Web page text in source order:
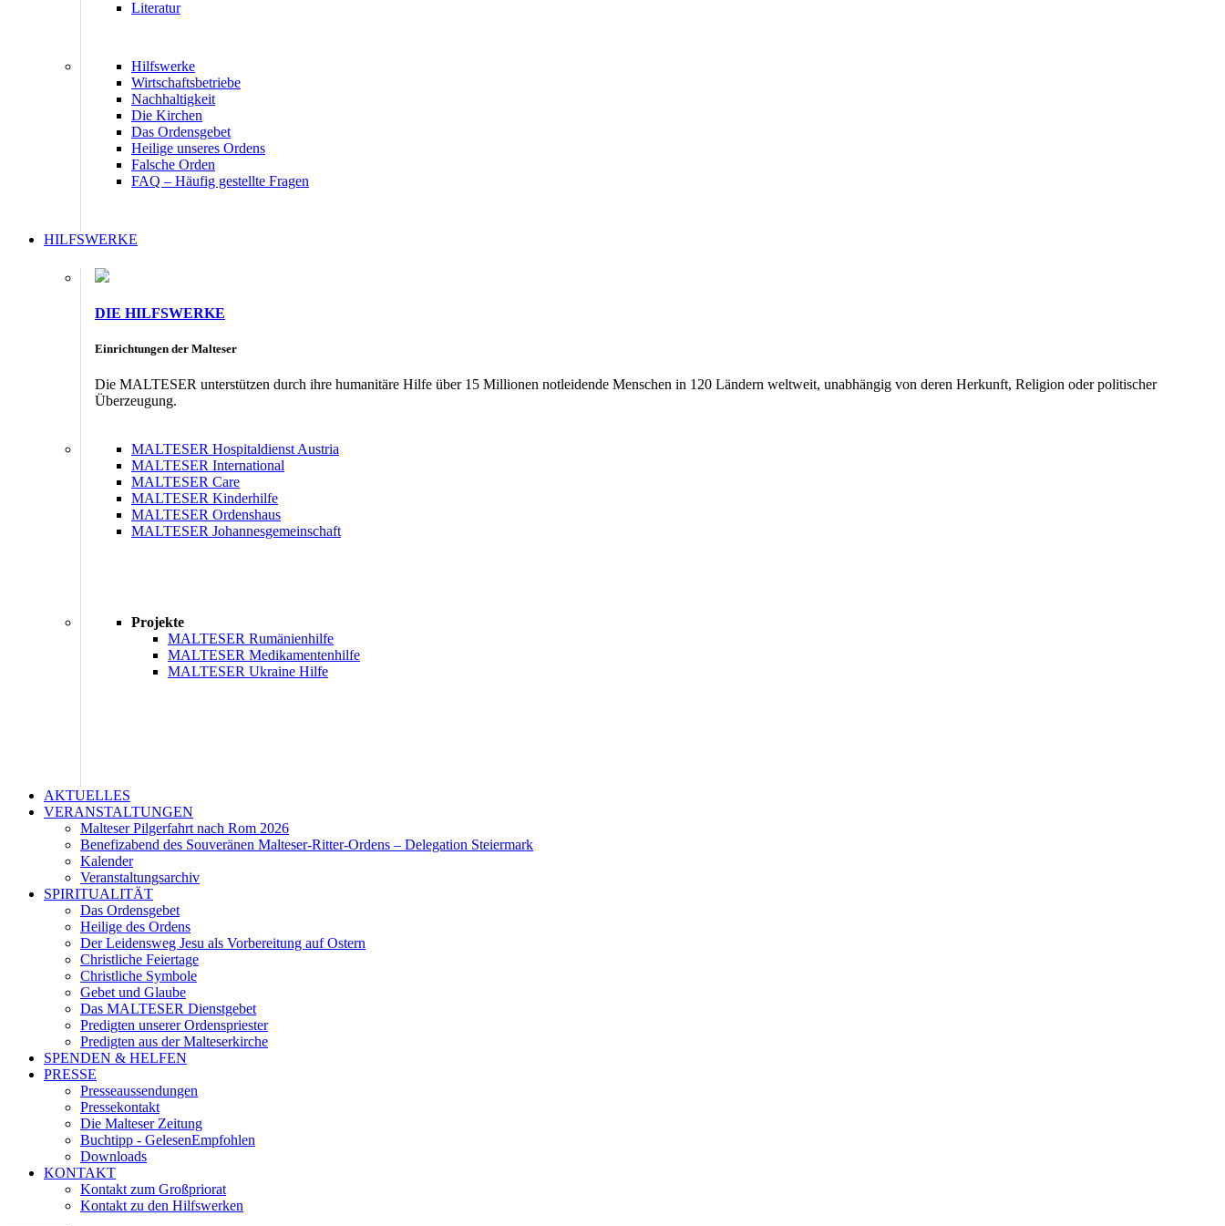
Literatur
Hilfswerke
Wirtschaftsbetriebe
Nachhaltigkeit
Die Kirchen
Das Ordensgebet
Heilige unseres Ordens
Falsche Orden
FAQ – Häufig gestellte Fragen
HILFSWERKE
DIE HILFSWERKE
Einrichtungen der Malteser
Die MALTESER unterstützen durch ihre humanitäre Hilfe über 15 Millionen notleidende Menschen in 120 Ländern weltweit, unabhängig von deren Herkunft, Religion oder politischer
Überzeugung.
MALTESER Hospitaldienst Austria
MALTESER International
MALTESER Care
MALTESER Kinderhilfe
MALTESER Ordenshaus
MALTESER Johannesgemeinschaft
Projekte
MALTESER Rumänienhilfe
MALTESER Medikamentenhilfe
MALTESER Ukraine Hilfe
AKTUELLES
VERANSTALTUNGEN
Malteser Pilgerfahrt nach Rom 2026
Benefizabend des Souveränen Malteser-Ritter-Ordens – Delegation Steiermark
Kalender
Veranstaltungsarchiv
SPIRITUALITÄT
Das Ordensgebet
Heilige des Ordens
Der Leidensweg Jesu als Vorbereitung auf Ostern
Christliche Feiertage
Christliche Symbole
Gebet und Glaube
Das MALTESER Dienstgebet
Predigten unserer Ordenspriester
Predigten aus der Malteserkirche
SPENDEN & HELFEN
PRESSE
Presseaussendungen
Pressekontakt
Die Malteser Zeitung
Buchtipp - GelesenEmpfohlen
Downloads
KONTAKT
Kontakt zum Großpriorat
Kontakt zu den Hilfswerken